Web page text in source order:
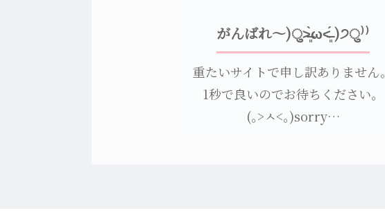
がんばれ〜)ु˃̶͈̀ω˂̶͈́ )੭ु⁾⁾
重たいサイトで申し訳ありません。
1秒で良いのでお待ちください。
(｡>ㅅ<｡)sorry…